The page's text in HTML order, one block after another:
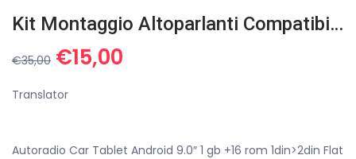
Kit Montaggio Altoparlanti Compatibili Con Fiat Panda 2002-2012 Porte Anteriori
€35,00 Il
prezzo
originale
€35,00.
€15,00
€15,00.
Translator
Autoradio Car Tablet Android 9.0″ 1 gb +16 rom 1din>2din Flat